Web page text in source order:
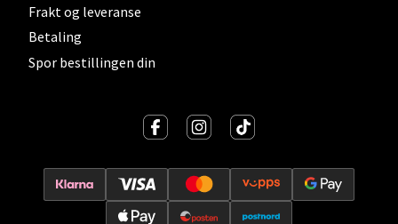
Frakt og leveranse
Betaling
Spor bestillingen din
Leirvik - Stord
Torgbakken 2, 5401 Stord
Velg